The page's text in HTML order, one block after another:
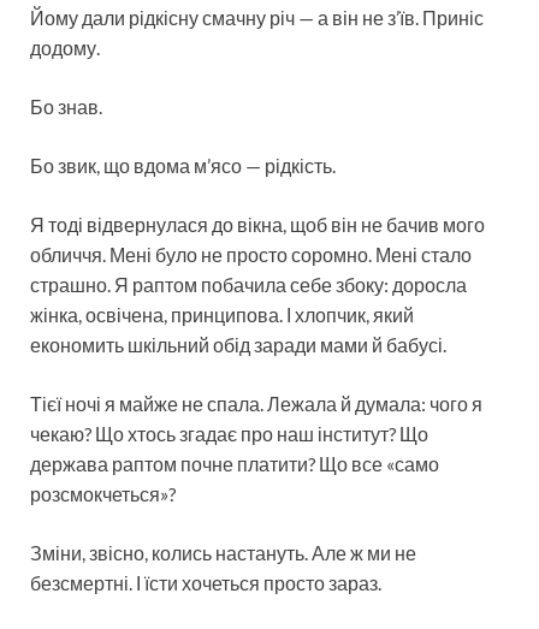
Йому дали рідкісну смачну річ — а він не з’їв. Приніс
додому.
Бо знав.
Бо звик, що вдома м’ясо — рідкість.
Я тоді відвернулася до вікна, щоб він не бачив мого
обличчя. Мені було не просто соромно. Мені стало
страшно. Я раптом побачила себе збоку: доросла
жінка, освічена, принципова. І хлопчик, який
економить шкільний обід заради мами й бабусі.
Тієї ночі я майже не спала. Лежала й думала: чого я
чекаю? Що хтось згадає про наш інститут? Що
держава раптом почне платити? Що все «само
розсмокчеться»?
Зміни, звісно, колись настануть. Але ж ми не
безсмертні. І їсти хочеться просто зараз.